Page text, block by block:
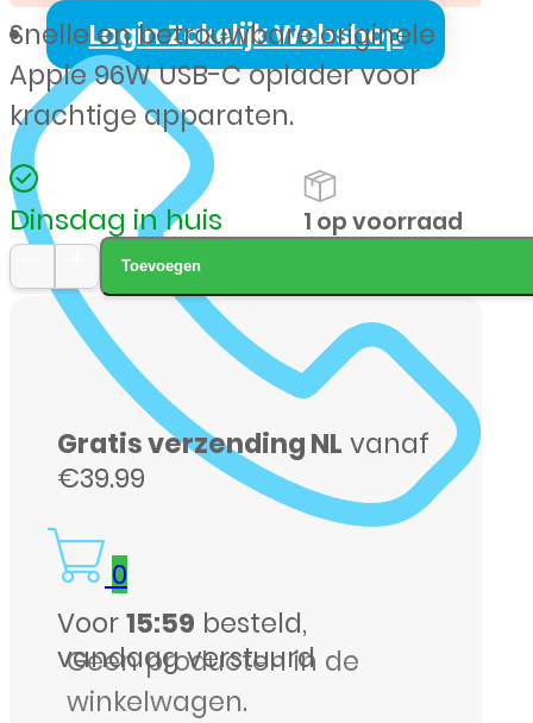
Login Zakelijk Webshop
0
Geen producten in de
winkelwagen.
€ 85,00.€ 42,50.
Snelle en betrouwbare originele
Apple 96W USB-C oplader voor
krachtige apparaten.
Dinsdag in huis
Apple
96W
Power
Adapter
Originele
Oplader
aantal
Toevoegen
1 op voorraad
Gratis verzending NL vanaf
€39.99
Voor15:59 besteld,
vandaag verstuurd